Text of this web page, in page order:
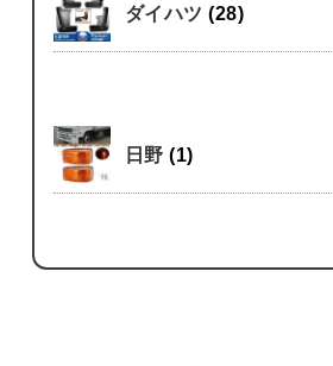
ダイハツ(28)
日野(1)